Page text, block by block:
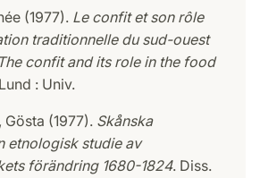
(1977). Le confit et son rôle
traditionnelle du sud-ouest
confit and its role in the food
: Univ.
Gösta (1977). Skånska
etnologisk studie av
förändring 1680-1824. Diss.